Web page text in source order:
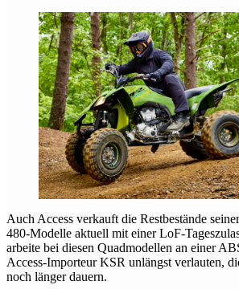
Auch Access verkauft die Restbestände
480-Modelle aktuell mit einer LoF-
arbeite bei diesen Quadmodellen an einer
Access-Importeur KSR unlängst verlauten,
noch länger dauern.